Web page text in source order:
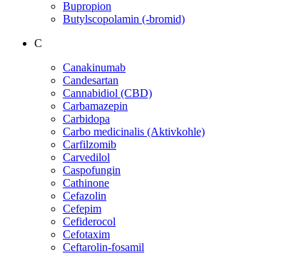
Bupropion
Butylscopolamin (-bromid)
C
Canakinumab
Candesartan
Cannabidiol (CBD)
Carbamazepin
Carbidopa
Carbo medicinalis (Aktivkohle)
Carfilzomib
Carvedilol
Caspofungin
Cathinone
Cefazolin
Cefepim
Cefiderocol
Cefotaxim
Ceftarolin-fosamil